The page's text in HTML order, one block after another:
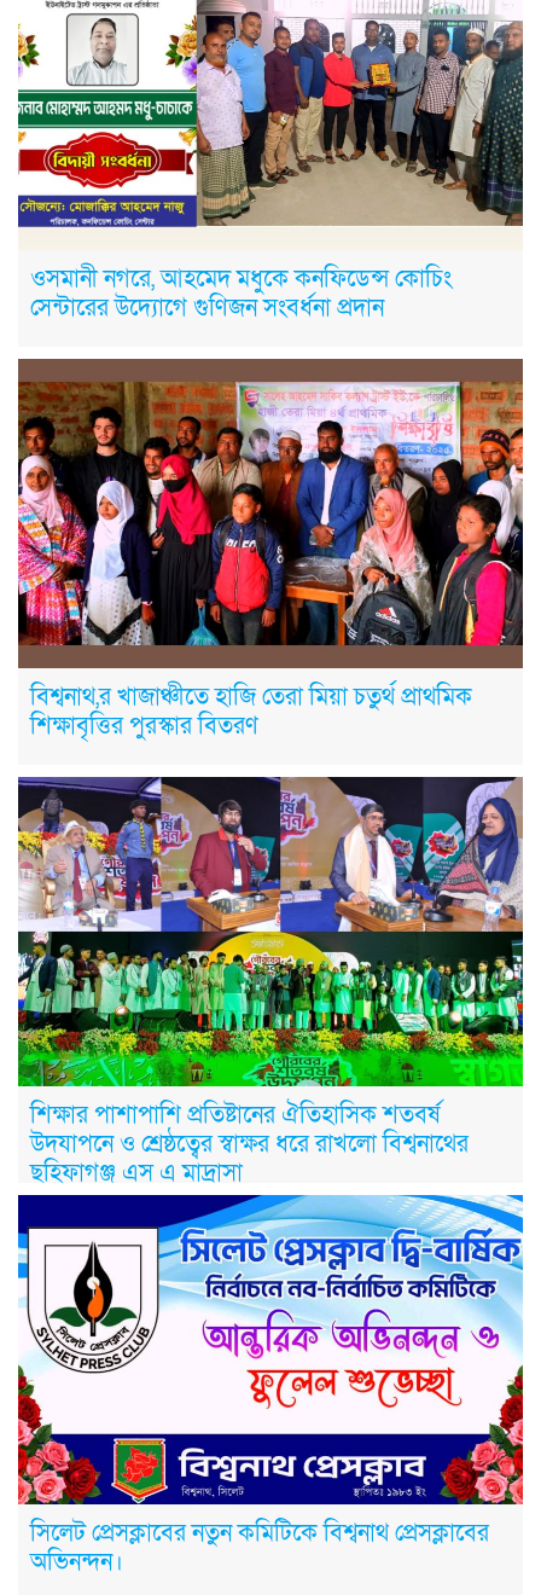
ওসমানী নগরে, আহমেদ মধুকে কনফিডেন্স কোচিং
সেন্টারের উদ্যোগে গুণিজন সংবর্ধনা প্রদান
বিশ্বনাথ,র খাজাঞ্চীতে হাজি তেরা মিয়া চতুর্থ প্রাথমিক
শিক্ষাবৃত্তির পুরস্কার বিতরণ
শিক্ষার পাশাপাশি প্রতিষ্টানের ঐতিহাসিক শতবর্ষ
উদযাপনে ও শ্রেষ্ঠত্বের স্বাক্ষর ধরে রাখলো বিশ্বনাথের
ছহিফাগঞ্জ এস এ মাদ্রাসা
সিলেট প্রেসক্লাবের নতুন কমিটিকে বিশ্বনাথ প্রেসক্লাবের
অভিনন্দন।